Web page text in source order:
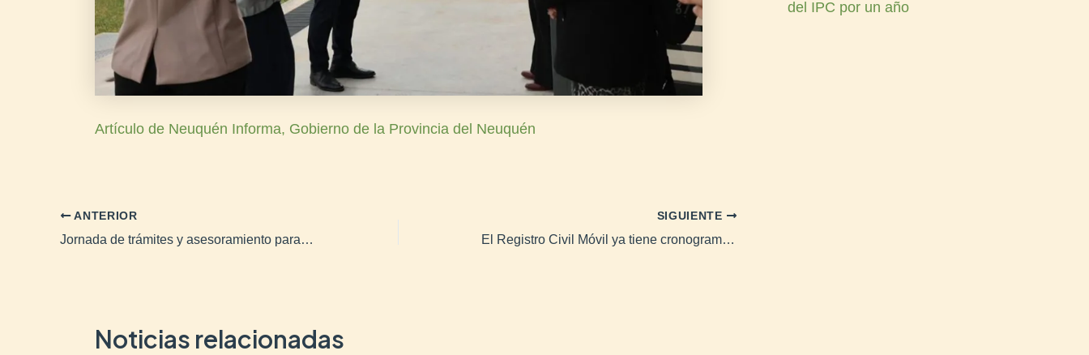
Artículo de Neuquén Informa, Gobierno de la Provincia del Neuquén
ANTERIOR
Jornada de trámites y asesoramiento para vecinos de Cutral Co y Plaza Huincul
SIGUIENTE
El Registro Civil Móvil ya tiene cronograma para la segunda quincena de mayo
Noticias relacionadas
del IPC por un año